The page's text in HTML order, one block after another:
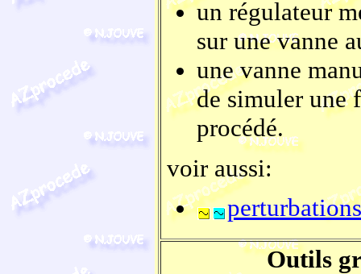
un régulateur
sur une vanne
une vanne
de simuler une
procédé.
voir aussi:
perturbations
Outils